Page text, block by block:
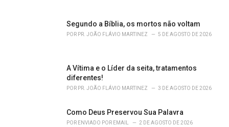
Segundo a Bíblia, os mortos não voltam
POR PR. JOÃO FLÁVIO MARTINEZ 5 DE AGOSTO DE 2026
A Vítima e o Líder da seita, tratamentos
diferentes!
POR PR. JOÃO FLÁVIO MARTINEZ 3 DE AGOSTO DE 2026
Como Deus Preservou Sua Palavra
POR ENVIADO POR EMAIL 2 DE AGOSTO DE 2026